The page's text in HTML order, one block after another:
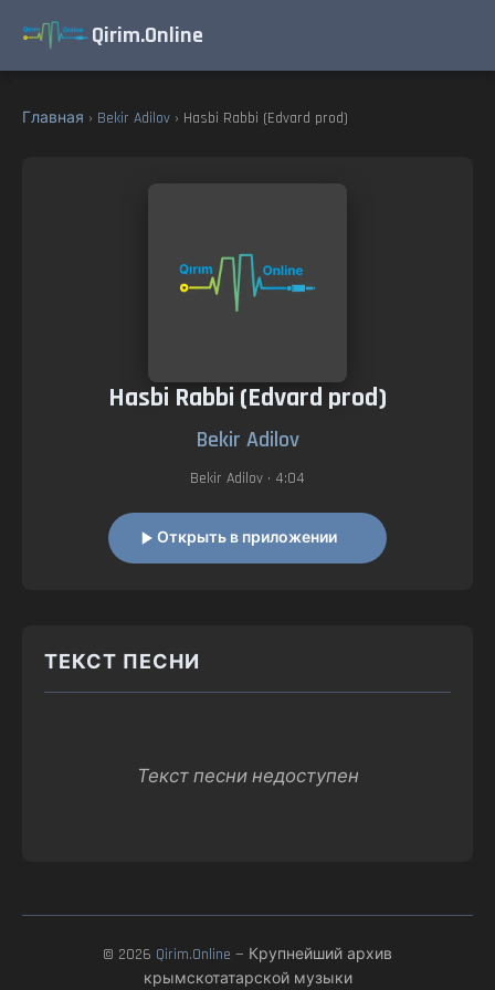
Qirim.Online
Главная › Bekir Adilov › Hasbi Rabbi (Edvard prod)
Hasbi Rabbi (Edvard prod)
Bekir Adilov
Bekir Adilov • 4:04
Открыть в приложении
ТЕКСТ ПЕСНИ
Текст песни недоступен
© 2026 Qirim.Online — Крупнейший архив
крымскотатарской музыки